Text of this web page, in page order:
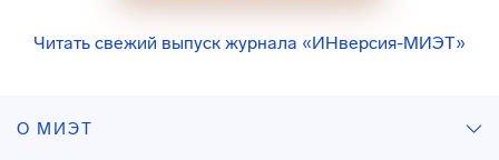
Читать свежий выпуск журнала «ИНверсия-МИЭТ»
О МИЭТ